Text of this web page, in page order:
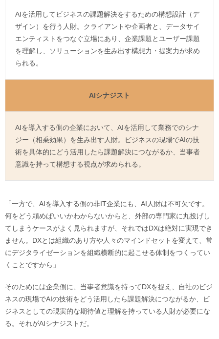
AIを活用してビジネスの課題解決をするための構想設計（デ
ザイン）を行う人財。クライアントや企画者と、データサイ
エンティストをつなぐ立場にあり、企業課題とユーザー課題
を理解し、ソリューションを生み出す構想力・提案力が求め
られる。
AIシナジスト
AIを導入する側の企業において、AIを活用して業務でのシナ
ジー（相乗効果）を生み出す人財。ビジネスの現場でAIの技
術を具体的にどう活用したら課題解決につながるか、当事者
意識を持って構想する視点が求められる。
「一方で、AIを導入する側の非IT企業にも、AI人財は不可欠です。
何をどう頼めばいいかわからないからと、外部の専門家に丸投げし
てしまうケースがよく見られますが、それではDXは絶対に実現でき
ません。DXとは組織のあり方や人々のマインドセットを変えて、常
にデジタライゼーションを組織横断的に起こせる体制をつくってい
くことですから」
そのためには企業側に、当事者意識を持ってDXを捉え、自社のビジ
ネスの現場でAIの技術をどう活用したら課題解決につながるか、ビ
ジネスとしての現実的な期待値と理解を持っている人財が必要にな
る。それがAIシナジストだ。